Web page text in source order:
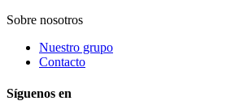
Sobre nosotros
Nuestro grupo
Contacto
Síguenos en